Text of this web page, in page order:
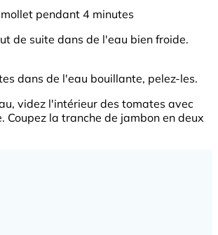
pendant 4 minutes
de suite dans de l'eau bien froide.
dans de l'eau bouillante, pelez-les.
videz l'intérieur des tomates avec
Coupez la tranche de jambon en deux